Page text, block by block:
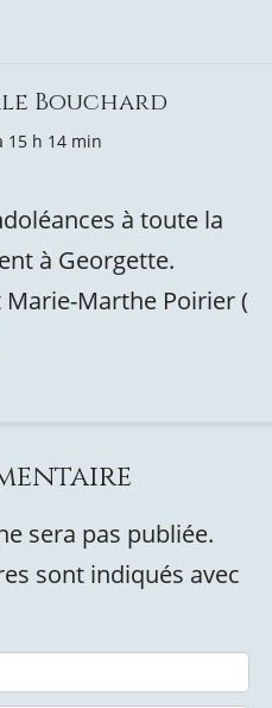
Bouchard
15 h 14 min
à toute la
à Georgette.
Marthe Poirier (
sera pas publiée.
sont indiqués avec